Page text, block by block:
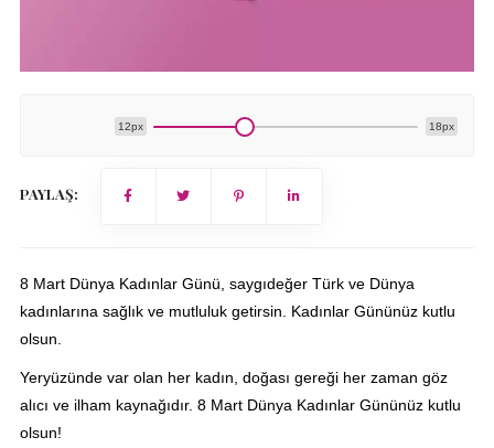
12px 18px
PAYLAŞ:
8 Mart Dünya Kadınlar Günü, saygıdeğer Türk ve Dünya
kadınlarına sağlık ve mutluluk getirsin. Kadınlar Gününüz kutlu
olsun.
Yeryüzünde var olan her kadın, doğası gereği her zaman göz
alıcı ve ilham kaynağıdır. 8 Mart Dünya Kadınlar Gününüz kutlu
olsun!